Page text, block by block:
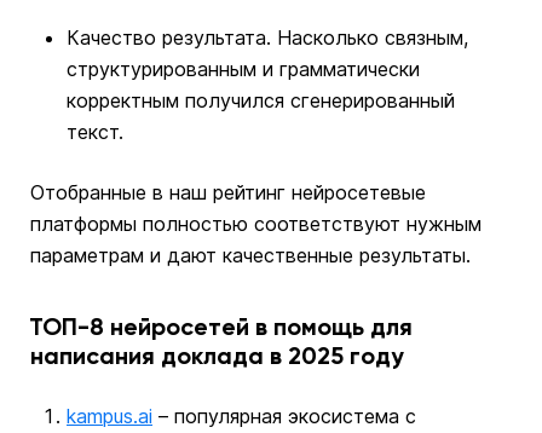
Качество результата. Насколько связным,
структурированным и грамматически
корректным получился сгенерированный
текст.
Отобранные в наш рейтинг нейросетевые
платформы полностью соответствуют нужным
параметрам и дают качественные результаты.
ТОП-8 нейросетей в помощь для
написания доклада в 2025 году
kampus.ai – популярная экосистема с